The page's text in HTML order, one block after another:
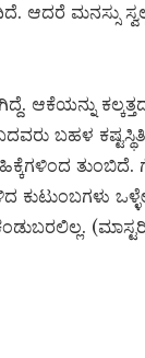
ಆದರೆ ಮನಸ್ಸು
ಆಕೆಯನ್ನು
ಬಹಳ